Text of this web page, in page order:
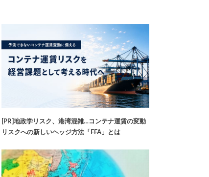
[PR]地政学リスク、港湾混雑…コンテナ運賃の変動
リスクへの新しいヘッジ方法「FFA」とは